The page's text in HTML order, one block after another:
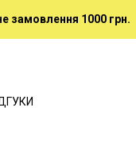
замовлення 1000 грн.